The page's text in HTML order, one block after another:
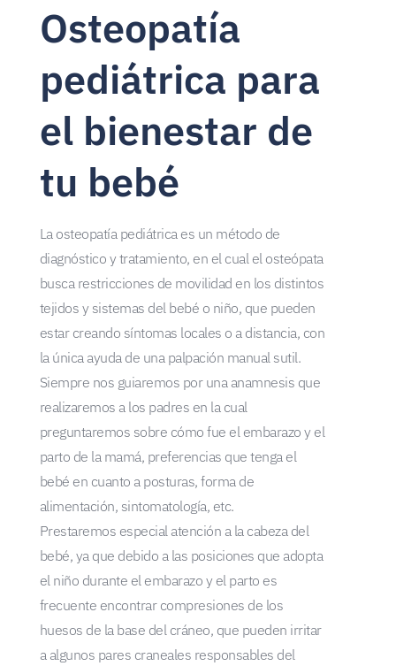
Osteopatía
pediátrica para
el bienestar de
tu bebé
La osteopatía pediátrica es un método de
diagnóstico y tratamiento, en el cual el osteópata
busca restricciones de movilidad en los distintos
tejidos y sistemas del bebé o niño, que pueden
estar creando síntomas locales o a distancia, con
la única ayuda de una palpación manual sutil.
Siempre nos guiaremos por una anamnesis que
realizaremos a los padres en la cual
preguntaremos sobre cómo fue el embarazo y el
parto de la mamá, preferencias que tenga el
bebé en cuanto a posturas, forma de
alimentación, sintomatología, etc.
Prestaremos especial atención a la cabeza del
bebé, ya que debido a las posiciones que adopta
el niño durante el embarazo y el parto es
frecuente encontrar compresiones de los
huesos de la base del cráneo, que pueden irritar
a algunos pares craneales responsables del